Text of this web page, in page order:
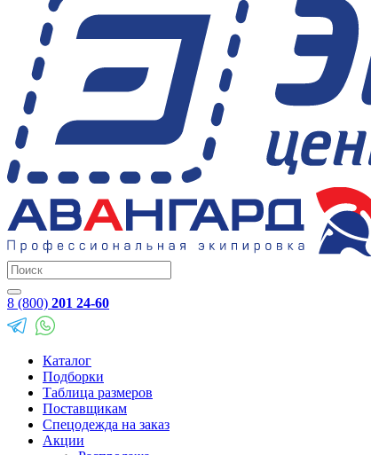
8 (800) 201 24-60
Каталог
Подборки
Таблица размеров
Поставщикам
Спецодежда на заказ
Акции